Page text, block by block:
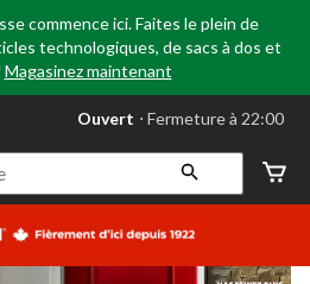
commence ici. Faites le plein de
technologiques, de sacs à dos et
Magasinez maintenant
votre
préféré
Leduc,
AB,
courament
Fermeture
Ouvert ⋅ Fermeture à 22:00